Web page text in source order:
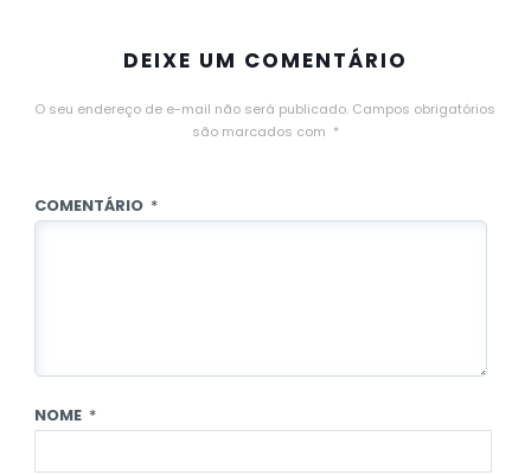
DEIXE UM COMENTÁRIO
O seu endereço de e-mail não será publicado. Campos obrigatórios
são marcados com *
COMENTÁRIO *
NOME *